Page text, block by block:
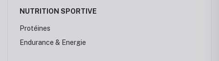
NUTRITION SPORTIVE
Protéines
Endurance & Energie